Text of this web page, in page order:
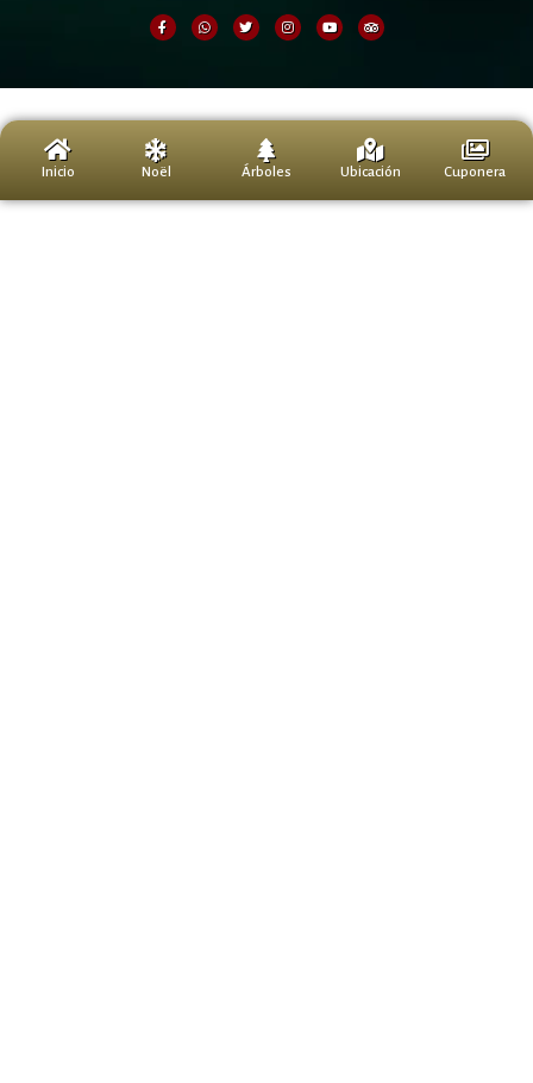
Inicio Noël Árboles Ubicación Cuponera